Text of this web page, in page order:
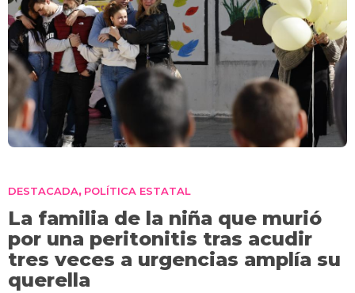
DESTACADA, POLÍTICA ESTATAL
La familia de la niña que murió
por una peritonitis tras acudir
tres veces a urgencias amplía su
querella